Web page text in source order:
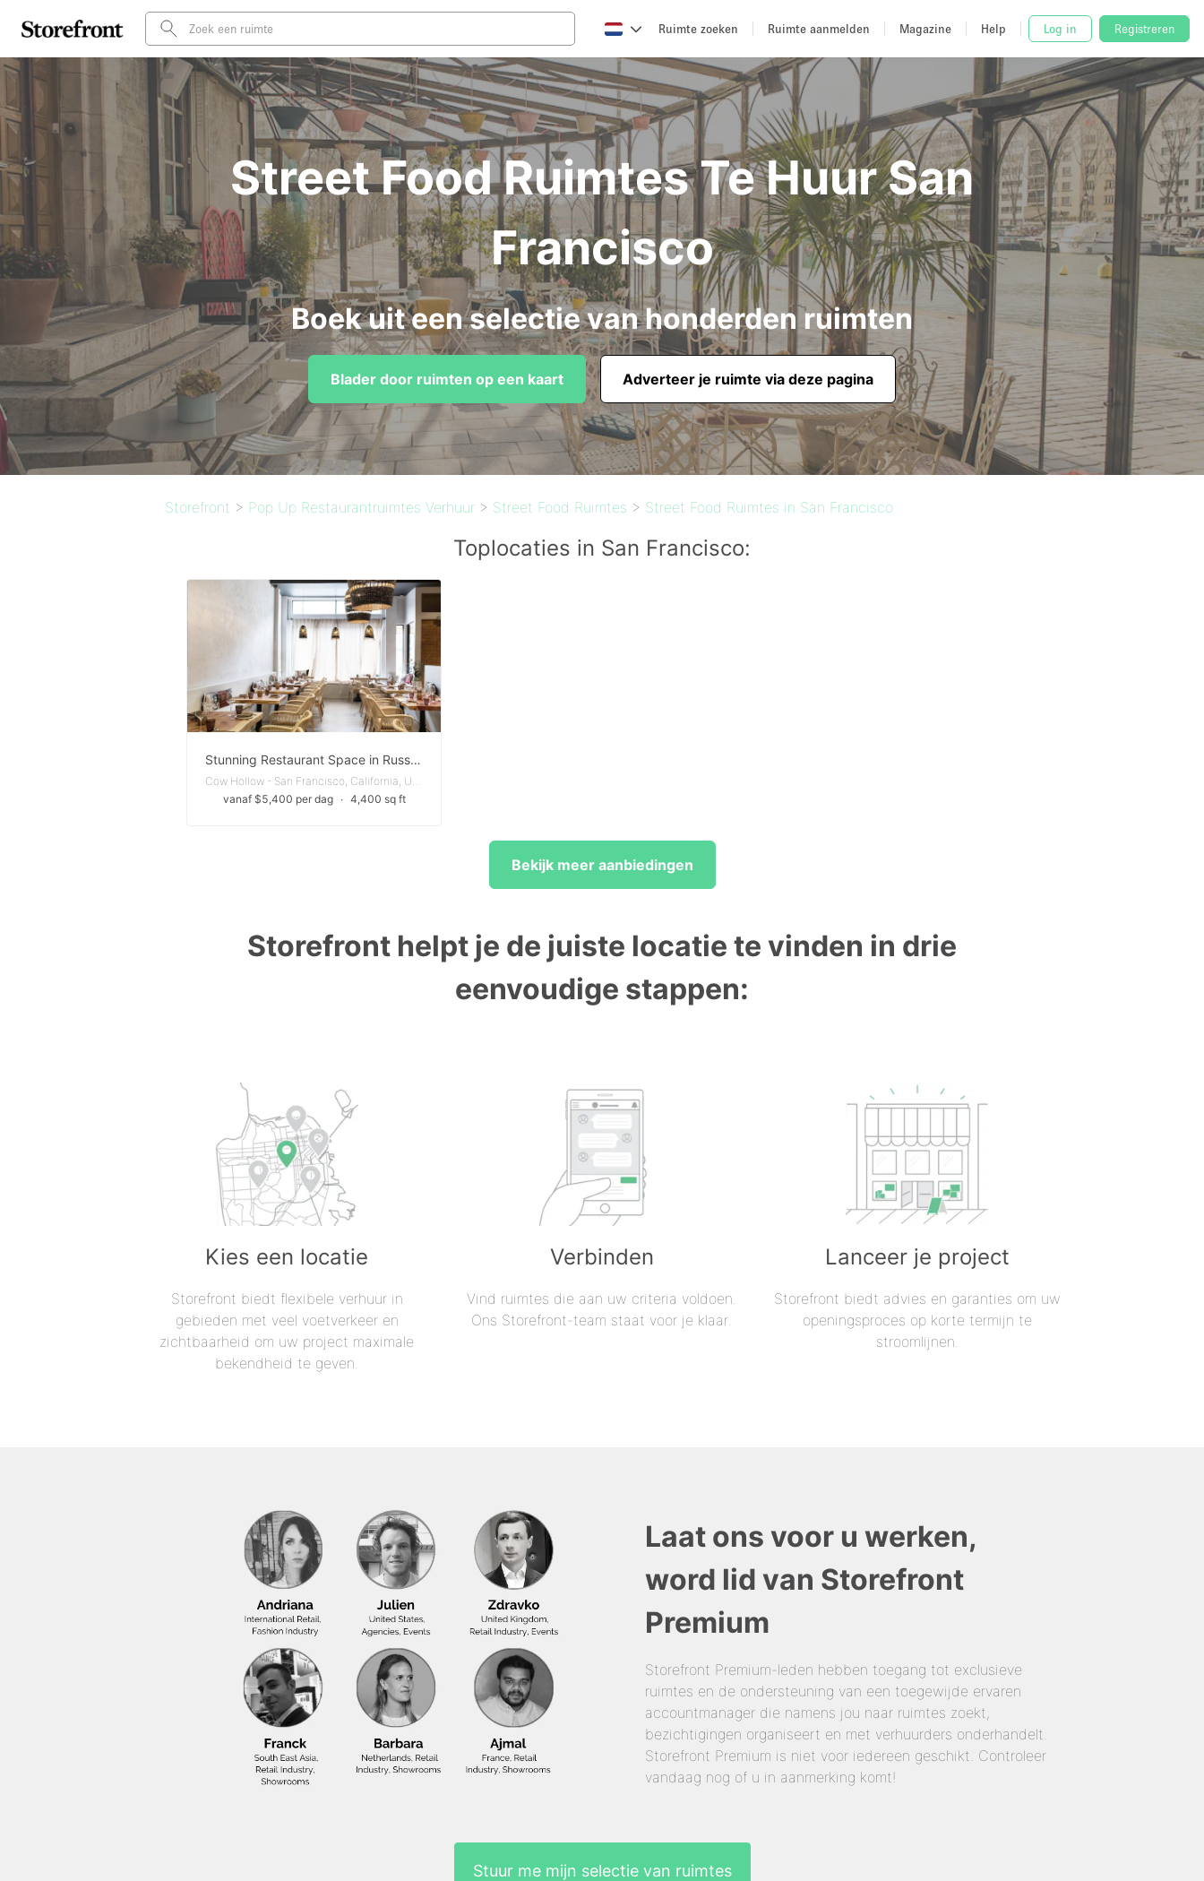
Ruimte zoeken Ruimte aanmelden Magazine Help Log in Registreren
Street Food Ruimtes Te Huur San
Francisco
Boek uit een selectie van honderden ruimten
Blader door ruimten op een kaart Adverteer je ruimte via deze pagina
Storefront > Pop Up Restaurantruimtes Verhuur > Street Food Ruimtes > Street Food Ruimtes in San Francisco
Toplocaties in San Francisco:
Stunning Restaurant Space in Russian Hill
Cow Hollow - San Francisco, California, United States
vanaf $5,400 per dag
∙ 4,400 sq ft
Bekijk meer aanbiedingen
Storefront helpt je de juiste locatie te vinden in drie
eenvoudige stappen:
Kies een locatie
Storefront biedt flexibele verhuur in
gebieden met veel voetverkeer en
zichtbaarheid om uw project maximale
bekendheid te geven.
Verbinden
Vind ruimtes die aan uw criteria voldoen.
Ons Storefront-team staat voor je klaar.
Lanceer je project
Storefront biedt advies en garanties om uw
openingsproces op korte termijn te
stroomlijnen.
Laat ons voor u werken,
word lid van Storefront
Premium
Storefront Premium-leden hebben toegang tot exclusieve
ruimtes en de ondersteuning van een toegewijde ervaren
accountmanager die namens jou naar ruimtes zoekt,
bezichtigingen organiseert en met verhuurders onderhandelt.
Storefront Premium is niet voor iedereen geschikt. Controleer
vandaag nog of u in aanmerking komt!
Stuur me mijn selectie van ruimtes